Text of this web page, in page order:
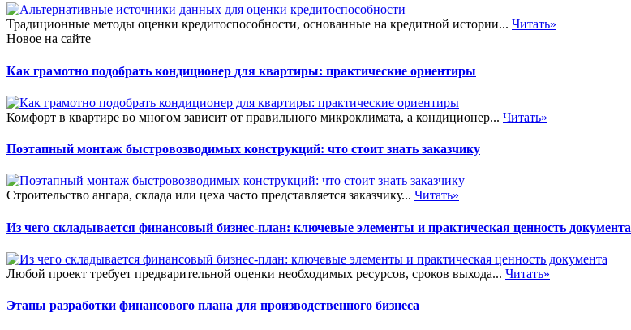
Традиционные методы оценки кредитоспособности, основанные на кредитной истории... Читать»
Новое на сайте
Как грамотно подобрать кондиционер для квартиры: практические ориентиры
Комфорт в квартире во многом зависит от правильного микроклимата, а кондиционер... Читать»
Поэтапный монтаж быстровозводимых конструкций: что стоит знать заказчику
Строительство ангара, склада или цеха часто представляется заказчику... Читать»
Из чего складывается финансовый бизнес-план: ключевые элементы и практическая ценность документа
Любой проект требует предварительной оценки необходимых ресурсов, сроков выхода... Читать»
Этапы разработки финансового плана для производственного бизнеса